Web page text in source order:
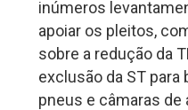
inúmeros
apoiar os pleitos,
sobre a redução da
exclusão da ST
pneus e câmaras de